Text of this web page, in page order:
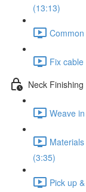
(13:13)
Fix
Neck Finishing
Weave
(3:35)
Pick up